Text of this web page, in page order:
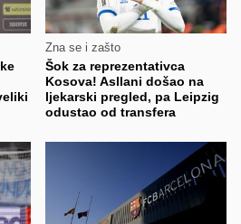
Zna se i zašto
Šok za reprezentativca
Kosova! Asllani došao na
ljekarski pregled, pa Leipzig
odustao od transfera